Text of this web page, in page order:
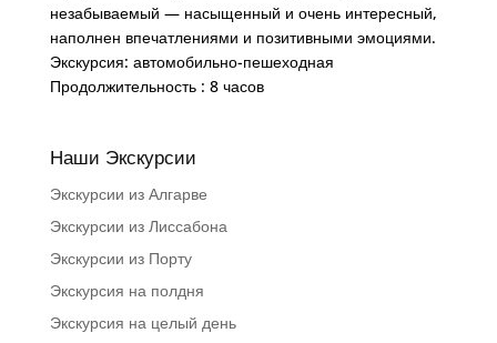
незабываемый — насыщенный и очень интересный,
наполнен впечатлениями и позитивными эмоциями.
Экскурсия: автомобильно-пешеходная
Продолжительность : 8 часов
Наши Экскурсии
Экскурсии из Алгарве
Экскурсии из Лиссабона
Экскурсии из Порту
Экскурсия на полдня
Экскурсия на целый день